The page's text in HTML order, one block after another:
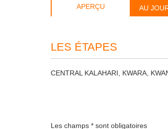
APERÇU AU
LES ÉTAPES
CENTRAL KALAHARI, KWARA,
Les champs * sont obligatoires